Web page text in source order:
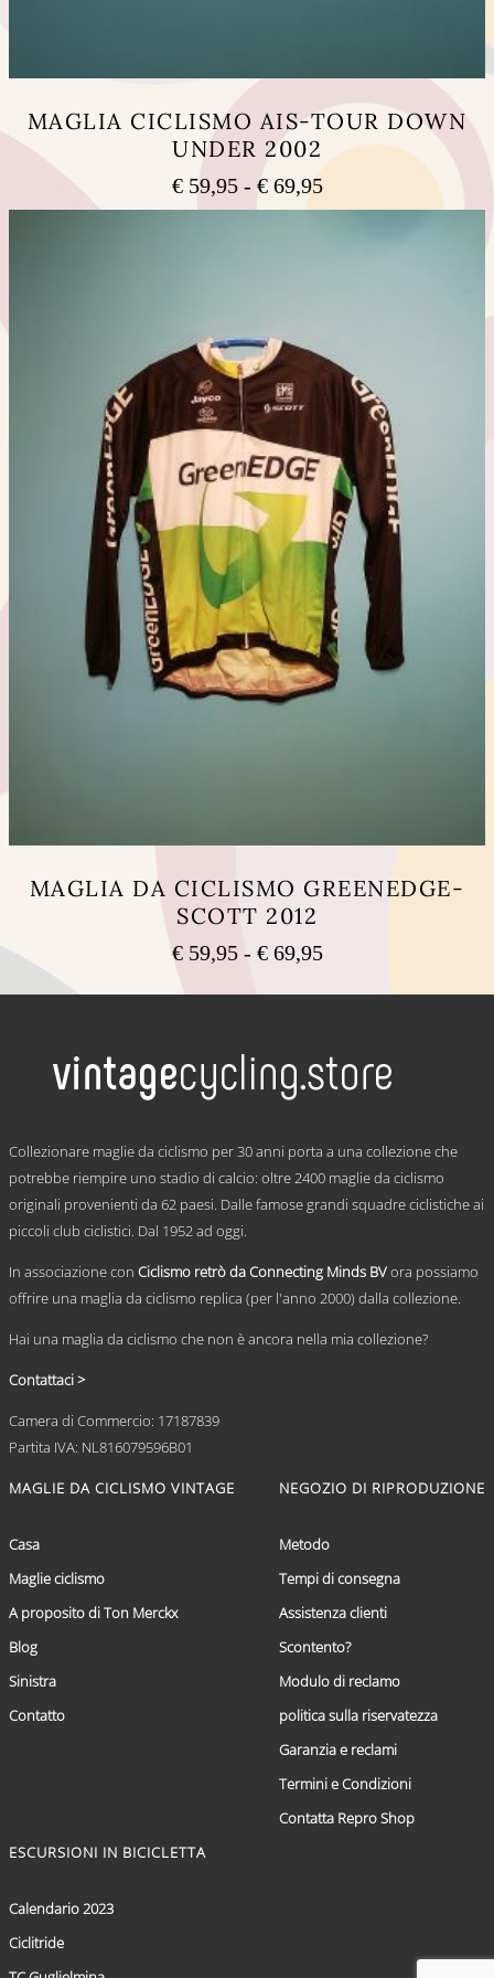
MAGLIA CICLISMO AIS-TOUR DOWN
UNDER 2002
€59,95 - €69,95Fascia
di
opzioni
possono
essere
scelte
nella
pagina
del
prodotto
MAGLIA DA CICLISMO GREENEDGE-
SCOTT 2012
€59,95 - €69,95Fascia
prezzo:
€ 59,95
a
varianti.
opzioni
essere
nella
pagina
Collezionare maglie da ciclismo per 30 anni porta a una collezione che
potrebbe riempire uno stadio di calcio: oltre 2400 maglie da ciclismo
originali provenienti da 62 paesi. Dalle famose grandi squadre ciclistiche ai
piccoli club ciclistici. Dal 1952 ad oggi.
In associazione con Ciclismo retrò da Connecting Minds BVora possiamo
offrire una maglia da ciclismo replica (per l'anno 2000) dalla collezione.
Hai una maglia da ciclismo che non è ancora nella mia collezione?
Contattaci >
Camera di Commercio: 17187839
Partita IVA: NL816079596B01
MAGLIE DA CICLISMO VINTAGE
Casa
Maglie ciclismo
A proposito di Ton Merckx
Blog
Sinistra
Contatto
NEGOZIO DI RIPRODUZIONE
Metodo
Tempi di consegna
Assistenza clienti
Scontento?
Modulo di reclamo
politica sulla riservatezza
Garanzia e reclami
Termini e Condizioni
Contatta Repro Shop
ESCURSIONI IN BICICLETTA
Calendario 2023
Ciclitride